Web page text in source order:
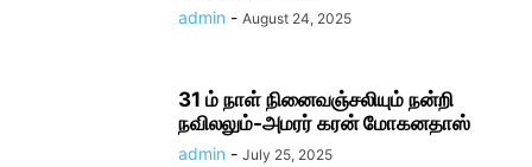
admin - August 24, 2025
31 ம் நாள் நினைவஞ்சலியும் நன்றி
நவிலலும்-அமரர் கரன் மோகனதாஸ்
admin - July 25, 2025